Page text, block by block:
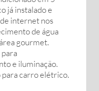
já instalado e
internet nos
de água
gourmet.
e iluminação.
carro elétrico.